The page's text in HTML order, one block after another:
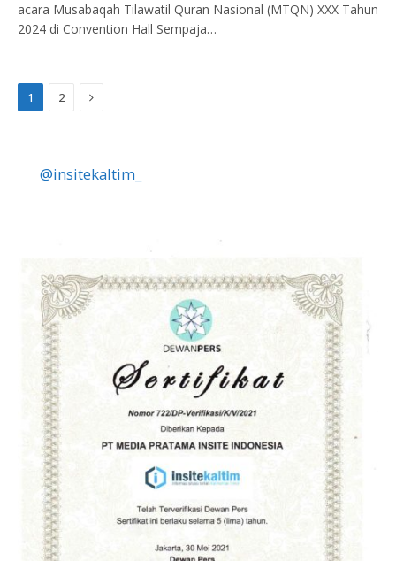
acara Musabaqah Tilawatil Quran Nasional (MTQN) XXX Tahun
2024 di Convention Hall Sempaja…
1 2 Next
@insitekaltim_